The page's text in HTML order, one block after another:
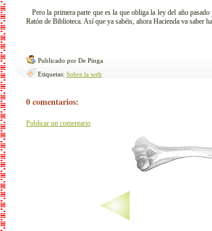
Pero la primera parte que es la que obliga la ley del año
Ratón de Biblioteca. Así que ya sabéis, ahora Hacienda va saber
Publicado por De Pinga
Etiquetas: Sobre la web
0 comentarios:
Publicar un comentario